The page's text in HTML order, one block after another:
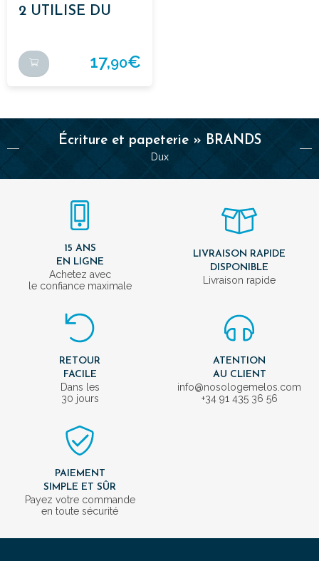
Écriture et papeterie » BRANDS
Dux
2 UTILISE DU
17,90€
15 ANS
EN LIGNE
Achetez avec
le confiance maximale
LIVRAISON RAPIDE
DISPONIBLE
Livraison rapide
RETOUR
FACILE
Dans les
30 jours
ATENTION
AU CLIENT
info@nosologemelos.com
+34 91 435 36 56
PAIEMENT
SIMPLE ET SÛR
Payez votre commande
en toute sécurité